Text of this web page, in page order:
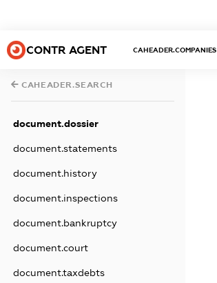
CONTR AGENT CAHEADER.COMPANIES
CAHEADER.SEARCH
document.dossier
document.statements
document.history
document.inspections
document.bankruptcy
document.court
document.taxdebts